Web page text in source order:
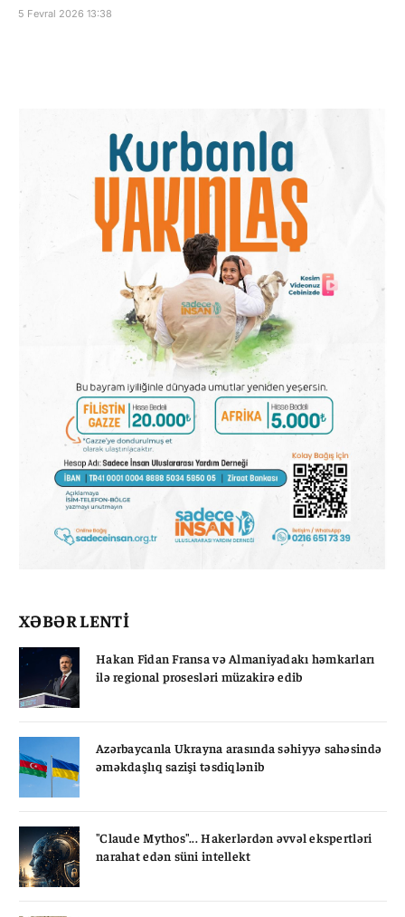
5 Fevral 2026 13:38
XƏBƏR LENTİ
Hakan Fidan Fransa və Almaniyadakı həmkarları
ilə regional prosesləri müzakirə edib
Azərbaycanla Ukrayna arasında səhiyyə sahəsində
əməkdaşlıq sazişi təsdiqlənib
"Claude Mythos"... Hakerlərdən əvvəl ekspertləri
narahat edən süni intellekt